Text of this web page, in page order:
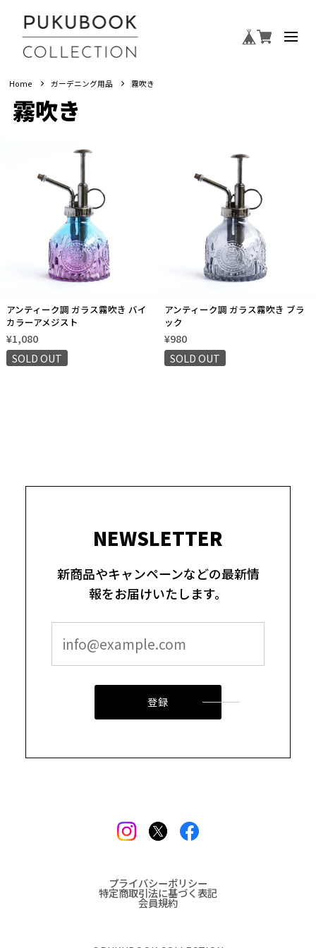
Home ガーデニング用品 霧吹き
霧吹き
アンティーク調 ガラス霧吹き バイ
カラーアメジスト
¥1,080
SOLD OUT
アンティーク調 ガラス霧吹き ブラ
ック
¥980
SOLD OUT
NEWSLETTER
新商品やキャンペーンなどの最新情
報をお届けいたします。
登録
プライバシーポリシー
特定商取引法に基づく表記
会員規約